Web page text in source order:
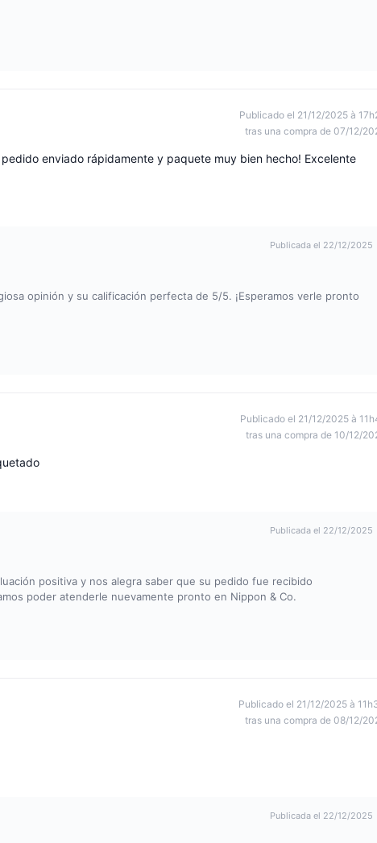
Publicado el 21/12/2025 à
tras una compra de 07/12/
enviado rápidamente y paquete muy bien hecho! Excelente
Publicada el 22/12/2025
opinión y su calificación perfecta de 5/5. ¡Esperamos verle pronto
Publicado el 21/12/2025 à
tras una compra de 10/12/
Publicada el 22/12/2025
positiva y nos alegra saber que su pedido fue recibido
poder atenderle nuevamente pronto en Nippon & Co.
Publicado el 21/12/2025 à
tras una compra de 08/12/
Publicada el 22/12/2025